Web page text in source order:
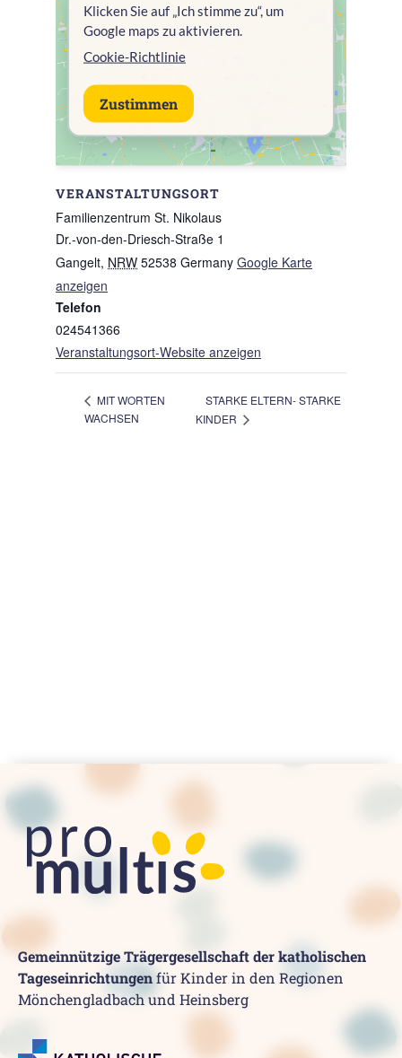
VERANSTALTUNGSORT
Familienzentrum St. Nikolaus
Dr.-von-den-Driesch-Straße 1
Gangelt, NRW 52538 Germany Google Karte
anzeigen
Telefon
024541366
Veranstaltungsort-Website anzeigen
Klicken Sie auf „Ich stimme zu“, um
Google maps zu aktivieren.
Cookie-Richtlinie
Zustimmen
MIT WORTEN
WACHSEN
STARKE ELTERN- STARKE
KINDER
Gemeinnützige Trägergesellschaft der katholischen
Tageseinrichtungenfür Kinder in den Regionen
Mönchengladbach und Heinsberg